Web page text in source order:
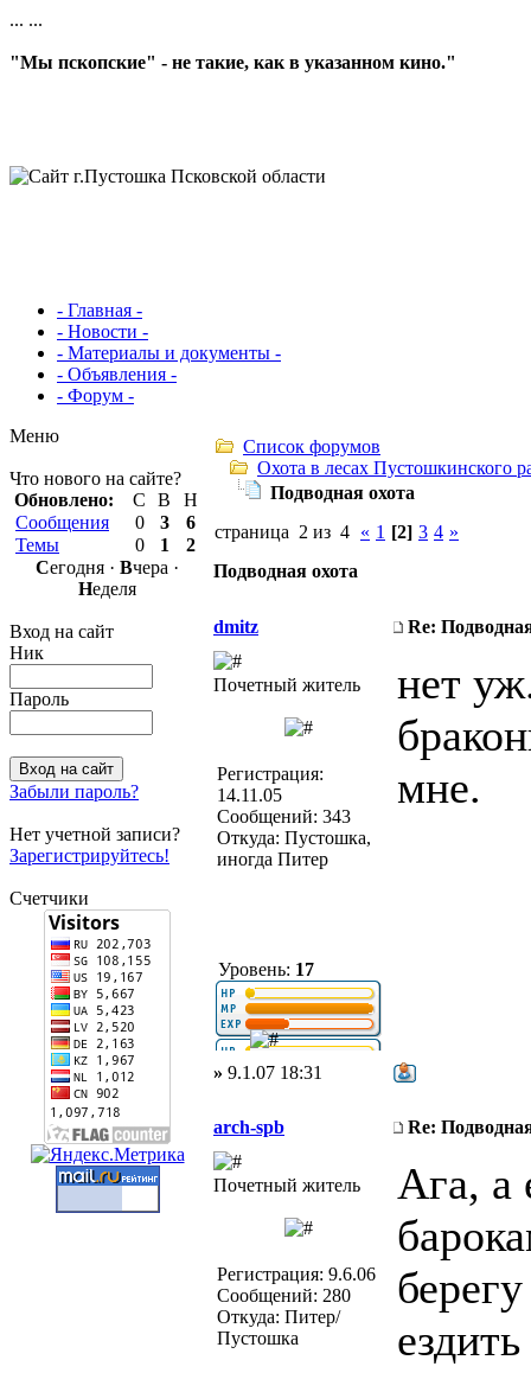
... ...
"Мы пскопские" - не такие, как в указанном кино."
- Главная -
- Новости -
- Материалы и документы -
- Объявления -
- Форум -
Меню
Что нового на сайте?
Обновлено:
С В
Н
Сообщения
0 3
6
Темы
0 1
2
Сегодня · Вчера ·
Неделя
Вход на сайт
Ник
Пароль
Забыли пароль?
Нет учетной записи?
Зарегистрируйтесь!
Счетчики
Список форумов
Охота в лесах Пустошкинского
Подводная охота
страница 2 из 4 « 1 [2] 3 4 »
Подводная охота
dmitz Re:
Почетный житель
Регистрация:
14.11.05
Сообщений: 343
Откуда: Пустошка,
иногда Питер
Уровень: 17
нет
мне.
» 9.1.07 18:31
arch-spb Re:
Почетный житель
Регистрация: 9.6.06
Сообщений: 280
Откуда: Питер/
Пустошка
Ага, а